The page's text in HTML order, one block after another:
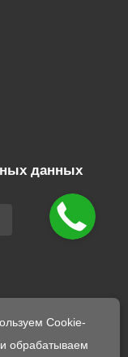
данных
Cookie-
обрабатываем